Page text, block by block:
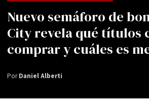
Nuevo semáforo de
City revela qué títulos
comprar y cuáles es
PorDaniel Alberti